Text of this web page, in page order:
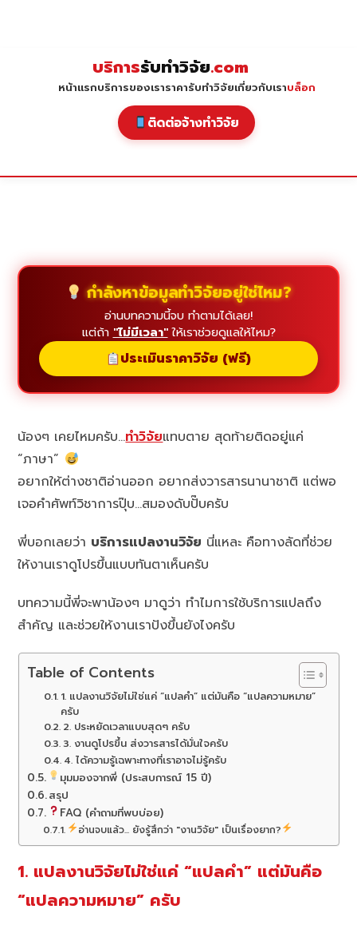
บริการรับทำวิจัย.com
หน้าแรกบริการของเราราคารับทำวิจัยเกี่ยวกับเราบล็อก
ติดต่อจ้างทำวิจัย
กำลังหาข้อมูลทำวิจัยอยู่ใช่ไหม?
อ่านบทความนี้จบ ทำตามได้เลย!
แต่ถ้า "ไม่มีเวลา"ให้เราช่วยดูแลให้ไหม?
ประเมินราคาวิจัย (ฟรี)
น้องๆ เคยไหมครับ…ทำวิจัยแทบตาย สุดท้ายติดอยู่แค่
“ภาษา”
อยากให้ต่างชาติอ่านออก อยากส่งวารสารนานาชาติ แต่พอ
เจอคำศัพท์วิชาการปุ๊บ…สมองดับปั๊บครับ
พี่บอกเลยว่า บริการแปลงานวิจัย นี่แหละ คือทางลัดที่ช่วย
ให้งานเราดูโปรขึ้นแบบทันตาเห็นครับ
บทความนี้พี่จะพาน้องๆ มาดูว่า ทำไมการใช้บริการแปลถึง
สำคัญ และช่วยให้งานเราปังขึ้นยังไงครับ
Table of Contents
1. แปลงานวิจัยไม่ใช่แค่ “แปลคำ” แต่มันคือ “แปลความหมาย”
ครับ
2. ประหยัดเวลาแบบสุดๆ ครับ
3. งานดูโปรขึ้น ส่งวารสารได้มั่นใจครับ
4. ได้ความรู้เฉพาะทางที่เราอาจไม่รู้ครับ
มุมมองจากพี่ (ประสบการณ์ 15 ปี)
สรุป
FAQ (คำถามที่พบบ่อย)
อ่านจบแล้ว... ยังรู้สึกว่า "งานวิจัย" เป็นเรื่องยาก?
1. แปลงานวิจัยไม่ใช่แค่ “แปลคำ” แต่มันคือ
“แปลความหมาย” ครับ